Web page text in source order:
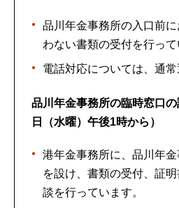
品川年金事務所の入口前
わない書類の受付を行って
電話対応については、通常
品川年金事務所の臨時窓口
日（水曜）午後1時から）
港年金事務所に、品川年
を設け、書類の受付、証
談を行っています。